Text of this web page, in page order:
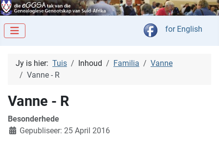
Kies jou taal
for English
Jy is hier: Tuis Inhoud Familia
Vanne
Vanne - R
Vanne - R
Besonderhede
Gepubliseer: 25 April 2016